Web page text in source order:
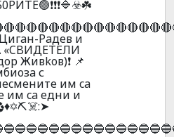
Paдeв и
«CBИДETEЛИ
Живkoв)❗ 📌
с
им ca
им ca eдни и